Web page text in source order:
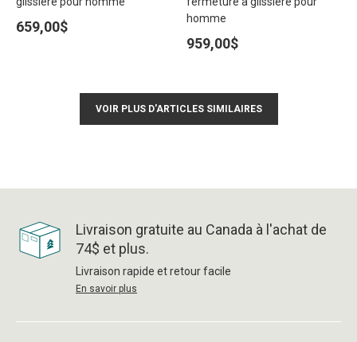
659,00$
homme
959,00$
VOIR PLUS D'ARTICLES SIMILAIRES
Livraison gratuite au Canada à l'achat de
74$ et plus.
Livraison rapide et retour facile
En savoir plus